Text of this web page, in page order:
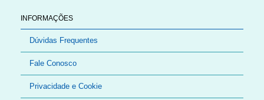
INFORMAÇÕES
Dúvidas Frequentes
Fale Conosco
Privacidade e Cookie